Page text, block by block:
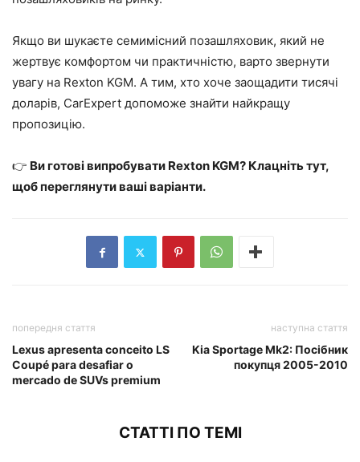
Якщо ви шукаєте семимісний позашляховик, який не
жертвує комфортом чи практичністю, варто звернути
увагу на Rexton KGM. А тим, хто хоче заощадити тисячі
доларів, CarExpert допоможе знайти найкращу
пропозицію.
👉 Ви готові випробувати Rexton KGM? Клацніть тут,
щоб переглянути ваші варіанти.
попередня стаття
Lexus apresenta conceito LS
Coupé para desafiar o
mercado de SUVs premium
наступна стаття
Kia Sportage Mk2: Посібник
покупця 2005-2010
СТАТТІ ПО ТЕМІ